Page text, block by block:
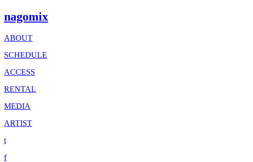
nagomix
ABOUT
SCHEDULE
ACCESS
RENTAL
MEDIA
ARTIST
t
f